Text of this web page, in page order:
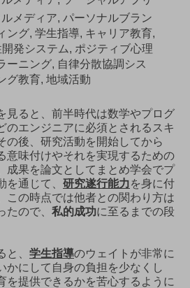
メディア, パーソナルブラン
ング, 学生指導, キャリア教育,
発システム, ポジティブ心理
ーニング, 自律分散協調シス
グ教育, 地域活動
見ると、前半時代は数学やプログ
のエンジニアに必須とされるスキ
の後、研究活動を開始してから
意味付けやそれを実現するための
成果を論文としてまとめ学会でプ
を通じて、 研究遂行能力を身に付
この時点では他者との関わり方は
たので、 私的成功に至るまでの段
、 学生指導のウェイトが非常に
かにして自身の負担を少なくし
を提供できるかを苦心するように